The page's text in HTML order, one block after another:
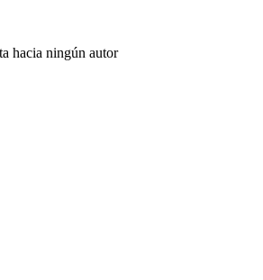
hacia ningún autor